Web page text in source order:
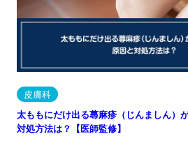
皮膚科
太ももにだけ出る蕁麻疹（じんましん）
対処方法は？【医師監修】